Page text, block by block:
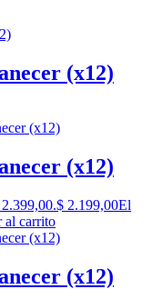
(x12)
(x12)
$ 2.199,00El
al carrito
(x12)